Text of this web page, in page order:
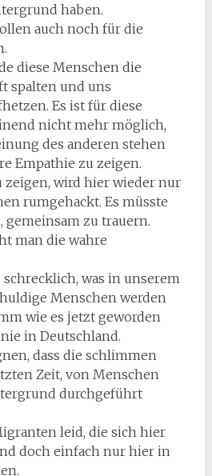
haben.
auch noch für die
diese Menschen die
spalten und uns
Es ist für diese
nicht mehr möglich,
des anderen stehen
Empathie zu zeigen.
wird hier wieder nur
rumgehackt. Es müsste
gemeinsam zu trauern.
man die wahre
was in unserem
Menschen werden
wie es jetzt geworden
in Deutschland.
dass die schlimmen
Zeit, von Menschen
durchgeführt
leid, die sich hier
doch einfach nur hier in